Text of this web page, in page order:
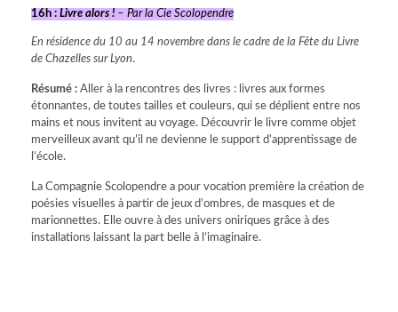
16h : Livre alors ! – Par la Cie Scolopendre
En résidence du 10 au 14 novembre dans le cadre de la Fête du Livre
de Chazelles sur Lyon.
Résumé : Aller à la rencontres des livres : livres aux formes
étonnantes, de toutes tailles et couleurs, qui se déplient entre nos
mains et nous invitent au voyage. Découvrir le livre comme objet
merveilleux avant qu’il ne devienne le support d’apprentissage de
l’école.
La Compagnie Scolopendre a pour vocation première la création de
poésies visuelles à partir de jeux d’ombres, de masques et de
marionnettes. Elle ouvre à des univers oniriques grâce à des
installations laissant la part belle à l’imaginaire.